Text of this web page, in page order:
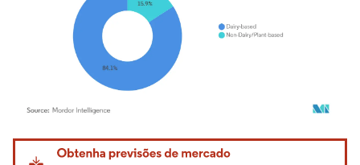
Imagem © Mordor Intelligence. O reuso requer atribuição conforme CC BY 4.0.